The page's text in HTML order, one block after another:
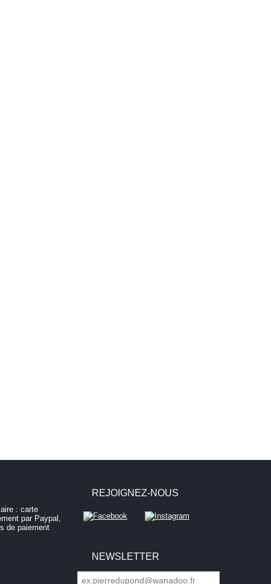
REJOIGNEZ-NOUS
NEWSLETTER